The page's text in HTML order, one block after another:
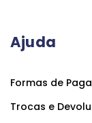
Ajuda
Formas de
Trocas e